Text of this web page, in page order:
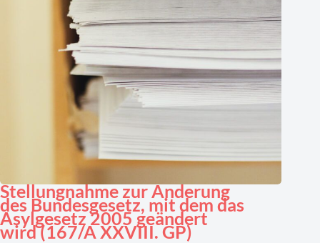
Stellungnahme zur Änderung
des Bundesgesetz, mit dem das
Asylgesetz 2005 geändert
wird (167/A XXVIII. GP)